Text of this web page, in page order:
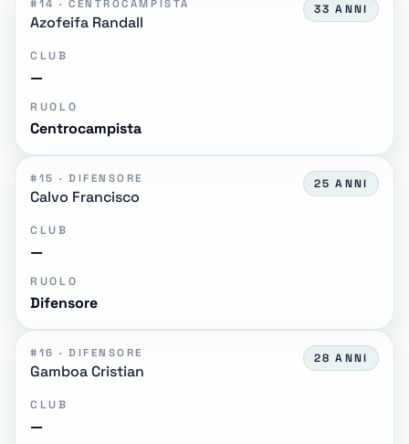
#14 · CENTROCAMPISTA
Azofeifa Randall
33 ANNI
CLUB
—
RUOLO
Centrocampista
#15 · DIFENSORE
Calvo Francisco
25 ANNI
CLUB
—
RUOLO
Difensore
#16 · DIFENSORE
Gamboa Cristian
28 ANNI
CLUB
—